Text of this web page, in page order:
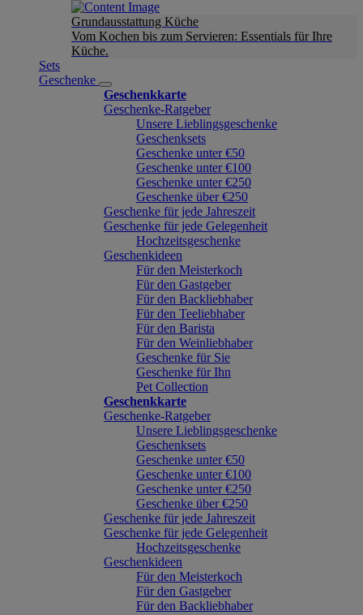
Grundausstattung Küche
Vom Kochen bis zum Servieren: Essentials für Ihre
Küche.
Sets
Geschenke
Geschenkkarte
Geschenke-Ratgeber
Unsere Lieblingsgeschenke
Geschenksets
Geschenke unter €50
Geschenke unter €100
Geschenke unter €250
Geschenke über €250
Geschenke für jede Jahreszeit
Geschenke für jede Gelegenheit
Hochzeitsgeschenke
Geschenkideen
Für den Meisterkoch
Für den Gastgeber
Für den Backliebhaber
Für den Teeliebhaber
Für den Barista
Für den Weinliebhaber
Geschenke für Sie
Geschenke für Ihn
Pet Collection
Geschenkkarte
Geschenke-Ratgeber
Unsere Lieblingsgeschenke
Geschenksets
Geschenke unter €50
Geschenke unter €100
Geschenke unter €250
Geschenke über €250
Geschenke für jede Jahreszeit
Geschenke für jede Gelegenheit
Hochzeitsgeschenke
Geschenkideen
Für den Meisterkoch
Für den Gastgeber
Für den Backliebhaber